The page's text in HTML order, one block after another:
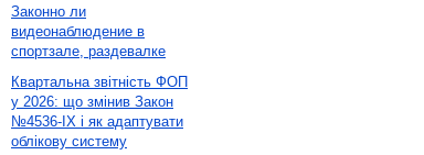
Законно ли
видеонаблюдение в
спортзале, раздевалке
Квартальна звітність ФОП
у 2026: що змінив Закон
№4536-IX і як адаптувати
облікову систему